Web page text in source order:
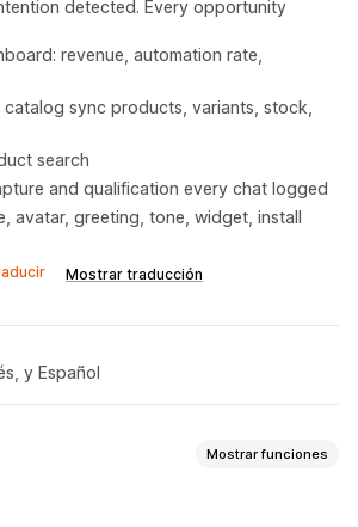
detected. Every opportunity
revenue, automation rate,
catalog sync products, variants, stock,
search
and qualification every chat logged
avatar, greeting, tone, widget, install
Mostrar traducción
y Español
Mostrar funciones